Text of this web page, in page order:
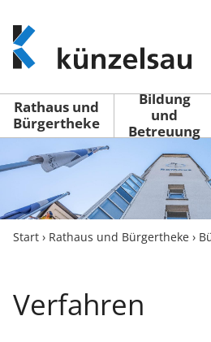
www.kuenzelsau.de
(zur
Startseite)
Rathaus und
Bürgertheke
Bildung
und
Betreuung
Start › Rathaus und Bürgertheke ›
Verfahren